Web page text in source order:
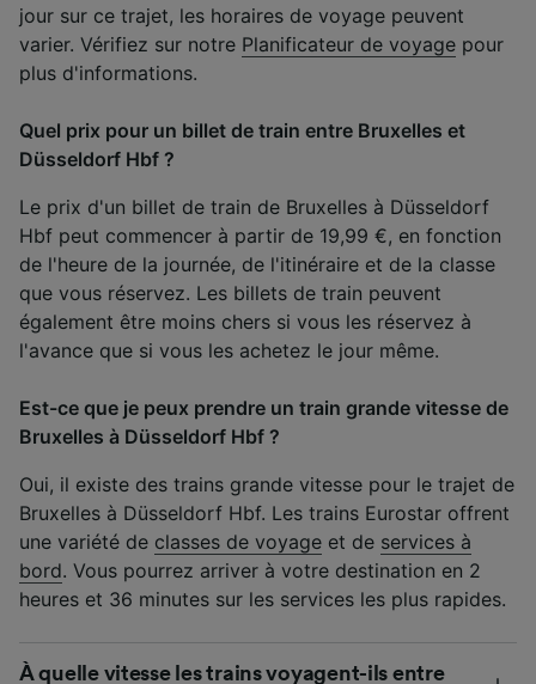
jour sur ce trajet, les horaires de voyage peuvent
varier. Vérifiez sur notre Planificateur de voyage pour
plus d'informations.
Quel prix pour un billet de train entre Bruxelles et
Düsseldorf Hbf ?
Le prix d'un billet de train de Bruxelles à Düsseldorf
Hbf peut commencer à partir de 19,99 €, en fonction
de l'heure de la journée, de l'itinéraire et de la classe
que vous réservez. Les billets de train peuvent
également être moins chers si vous les réservez à
l'avance que si vous les achetez le jour même.
Est-ce que je peux prendre un train grande vitesse de
Bruxelles à Düsseldorf Hbf ?
Oui, il existe des trains grande vitesse pour le trajet de
Bruxelles à Düsseldorf Hbf. Les trains Eurostar offrent
une variété de classes de voyage et de services à
bord. Vous pourrez arriver à votre destination en 2
heures et 36 minutes sur les services les plus rapides.
À quelle vitesse les trains voyagent-ils entre